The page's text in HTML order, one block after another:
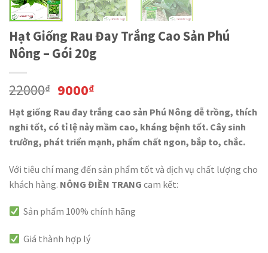
Hạt Giống Rau Đay Trắng Cao Sản Phú
Nông – Gói 20g
22000₫ 9000₫
Hạt giống Rau đay trắng cao sản Phú Nông dễ trồng, thích
nghi tốt, có tỉ lệ nảy mầm cao, kháng bệnh tốt. Cây sinh
trưởng, phát triển mạnh, phẩm chất ngon, bắp to, chắc.
Với tiêu chí mang đến sản phẩm tốt và dịch vụ chất lượng cho
khách hàng. NÔNG ĐIỀN TRANG cam kết:
Sản phẩm 100% chính hãng
Giá thành hợp lý